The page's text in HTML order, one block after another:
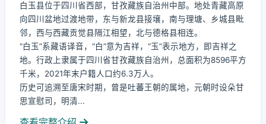
白玉县位于四川省西部，甘孜藏族自治州中部。地处青藏高原
向四川盆地过渡地带，东与新龙县接壤，南与理塘、乡城县毗
邻，西与西藏贡觉县隔江相望，北与德格县相连。
“白玉”系藏语译音，“白”意为吉祥，“玉”表示地方，即吉祥之
地。行政上隶属于四川省甘孜藏族自治州，总面积为8596平方
千米，2021年末户籍人口约6.3万人。
历史可追溯至唐宋时期，曾是吐蕃王朝的属地，元朝时设朵甘
思宣慰司，明清...